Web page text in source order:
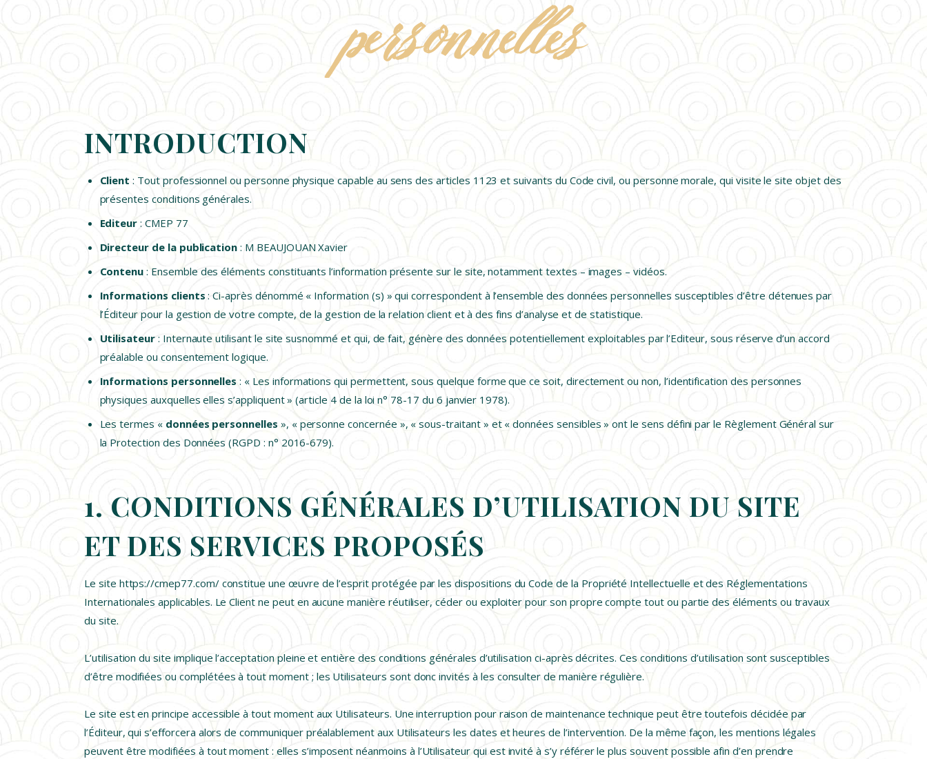
ACNÉ
CICATRICES
TRAITEMENT
KERALASE
ACTUALITÉS
personnelles
INTRODUCTION
Client : Tout professionnel ou personne physique capable au sens des articles 1123 et suivants du Code civil, ou personne morale, qui visite le site objet des
présentes conditions générales.
Editeur : CMEP 77
Directeur de la publication : M BEAUJOUAN Xavier
Contenu : Ensemble des éléments constituants l’information présente sur le site, notamment textes – images – vidéos.
Informations clients : Ci-après dénommé « Information (s) » qui correspondent à l’ensemble des données personnelles susceptibles d’être détenues par
l’Éditeur pour la gestion de votre compte, de la gestion de la relation client et à des fins d’analyse et de statistique.
Utilisateur: Internaute utilisant le site susnommé et qui, de fait, génère des données potentiellement exploitables par l’Editeur, sous réserve d’un accord
préalable ou consentement logique.
Informations personnelles : « Les informations qui permettent, sous quelque forme que ce soit, directement ou non, l’identification des personnes
physiques auxquelles elles s’appliquent » (article 4 de la loi n° 78-17 du 6 janvier 1978).
Les termes « données personnelles », « personne concernée », « sous-traitant » et « données sensibles » ont le sens défini par le Règlement Général sur
la Protection des Données (RGPD : n° 2016-679).
1. CONDITIONS GÉNÉRALES D’UTILISATION DU SITE
ET DES SERVICES PROPOSÉS
Le site https://cmep77.com/ constitue une œuvre de l’esprit protégée par les dispositions du Code de la Propriété Intellectuelle et des Réglementations
Internationales applicables. Le Client ne peut en aucune manière réutiliser, céder ou exploiter pour son propre compte tout ou partie des éléments ou travaux
du site.
L’utilisation du site implique l’acceptation pleine et entière des conditions générales d’utilisation ci-après décrites. Ces conditions d’utilisation sont susceptibles
d’être modifiées ou complétées à tout moment ; les Utilisateurs sont donc invités à les consulter de manière régulière.
Le site est en principe accessible à tout moment aux Utilisateurs. Une interruption pour raison de maintenance technique peut être toutefois décidée par
l’Éditeur, qui s’efforcera alors de communiquer préalablement aux Utilisateurs les dates et heures de l’intervention. De la même façon, les mentions légales
peuvent être modifiées à tout moment : elles s’imposent néanmoins à l’Utilisateur qui est invité à s’y référer le plus souvent possible afin d’en prendre